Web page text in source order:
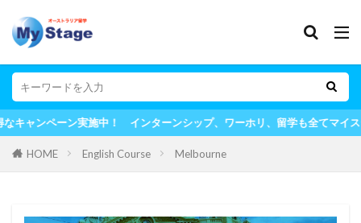
インターンシップ、ワーホリ、留学も全てマイステージにお任せ！
HOME English Course Melbourne